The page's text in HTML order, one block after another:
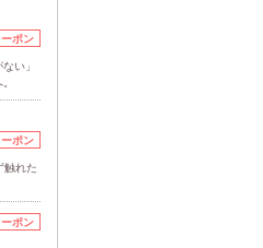
ポン
い」
ポン
触れた
ポン